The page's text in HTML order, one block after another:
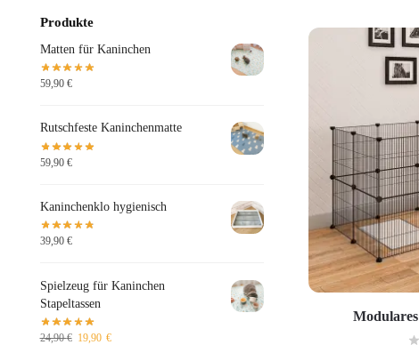
Produkte
Matten für Kaninchen
59,90 €
Rutschfeste Kaninchenmatte
59,90 €
Kaninchenklo hygienisch
39,90 €
Spielzeug für Kaninchen
Stapeltassen
24,90€ 19,90 €